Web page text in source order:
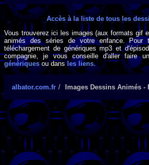
Accès à la liste de tous les
Vous trouverez ici les images (aux formats gif
animés des séries de votre enfance. Pour
téléchargement de génériques mp3 et
compagnie, je vous conseille d'aller faire
génériquesou dans les liens.
albator.com.fr Images Dessins Animés -